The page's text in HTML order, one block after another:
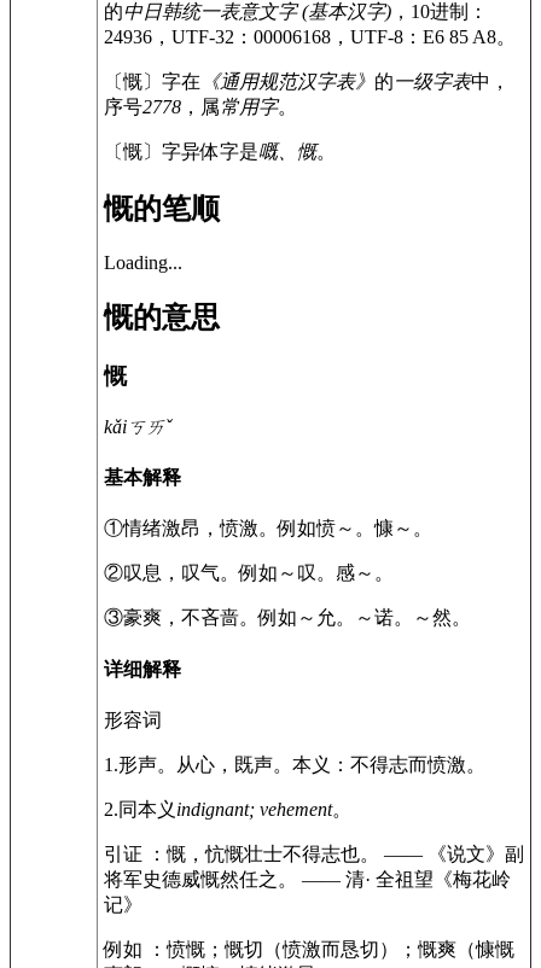
的中日韩统一表意文字 (基本汉字) ，10进制：
24936，UTF-32：00006168，UTF-8：E6 85 A8。
〔慨〕字在 《通用规范汉字表》 的一级字表中，
序号2778 ，属常用字。
〔慨〕字异体字是嘅、慨。
慨的笔顺
Loading...
慨的意思
慨
kǎiㄎㄞˇ
基本解释
①情绪激昂，愤激。例如愤～。慷～。
②叹息，叹气。例如 ～叹。感～。
③豪爽，不吝啬。例如 ～允。～诺。～然。
详细解释
形容词
1.形声。从心，既声。本义：不得志而愤激。
2.同本义 indignant; vehement。
引证 ：慨，忼慨壮士不得志也。 —— 《说文》 副
将军史德威慨然任之。 —— 清· 全祖望《梅花岭
记》
例如 ：愤慨；慨切（愤激而恳切）；慨爽（慷慨